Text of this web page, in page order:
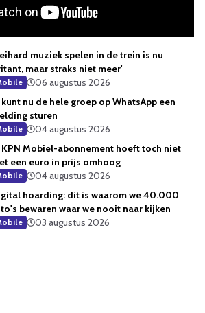
muziek spelen in de trein is nu
maar straks niet meer'
06 augustus 2026
kunt nu de hele groep op WhatsApp een
sturen
04 augustus 2026
KPN Mobiel-abonnement hoeft toch niet
een euro in prijs omhoog
04 augustus 2026
hoarding: dit is waarom we 40.000
bewaren waar we nooit naar kijken
03 augustus 2026